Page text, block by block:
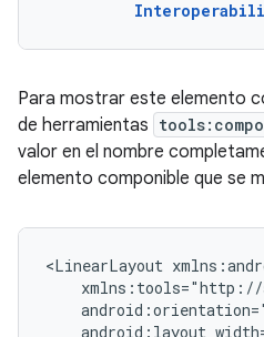
Para mostrar este elemento
de herramientas
valor en el nombre
elemento componible que se
<LinearLayout